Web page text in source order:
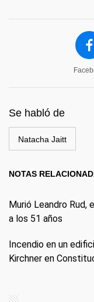
Se habló de
Natacha Jaitt
NOTAS
Murió Leandro
a los 51 años
Incendio en un
Kirchner en